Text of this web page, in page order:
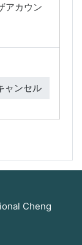
アカウン
ャンセル
Cheng